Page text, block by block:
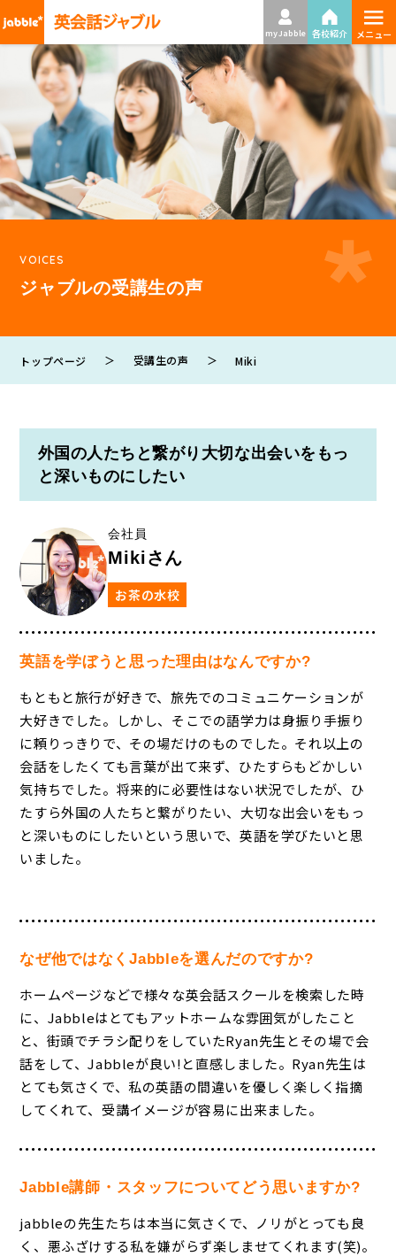
my Jabble 各校紹介 ≡
メニュー
VOICES
ジャブルの受講生の声
トップページ ＞ 受講生の声 ＞ Miki
外国の人たちと繋がり大切な出会いをもっ
と深いものにしたい
会社員
Mikiさん
お茶の水校
英語を学ぼうと思った理由はなんですか?
もともと旅行が好きで、旅先でのコミュニケーションが
大好きでした。しかし、そこでの語学力は身振り手振り
に頼りっきりで、その場だけのものでした。それ以上の
会話をしたくても言葉が出て来ず、ひたすらもどかしい
気持ちでした。将来的に必要性はない状況でしたが、ひ
たすら外国の人たちと繋がりたい、大切な出会いをもっ
と深いものにしたいという思いで、英語を学びたいと思
いました。
なぜ他ではなくJabbleを選んだのですか?
ホームページなどで様々な英会話スクールを検索した時
に、Jabbleはとてもアットホームな雰囲気がしたこと
と、街頭でチラシ配りをしていたRyan先生とその場で会
話をして、Jabbleが良い!と直感しました。Ryan先生は
とても気さくで、私の英語の間違いを優しく楽しく指摘
してくれて、受講イメージが容易に出来ました。
Jabble講師・スタッフについてどう思いますか?
jabbleの先生たちは本当に気さくで、ノリがとっても良
く、悪ふざけする私を嫌がらず楽しませてくれます(笑)。